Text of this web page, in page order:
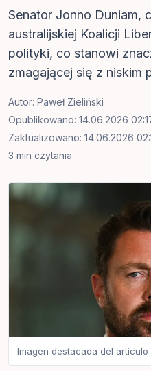
Senator Jonno Duniam,
australijskiej Koalicji
polityki, co stanowi
zmagającej się z niskim
Autor: Paweł Zieliński
Opublikowano: 14.06.2026
Zaktualizowano: 14.06.2026
3 min czytania
Imagen destacada del articulo